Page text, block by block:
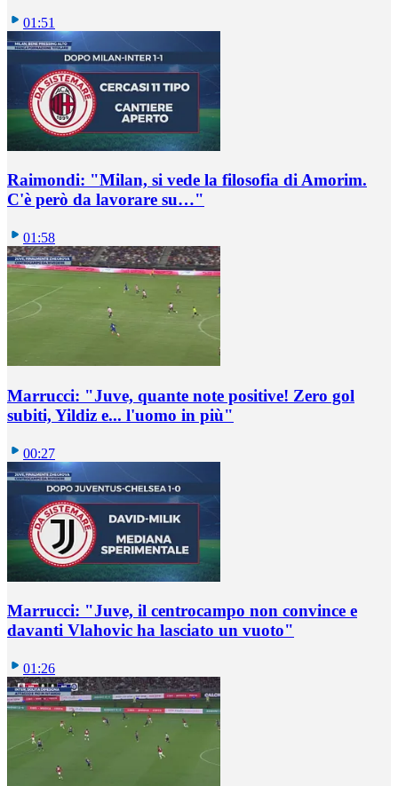
01:51
Raimondi: "Milan, si vede la filosofia di Amorim.
C'è però da lavorare su…"
01:58
Marrucci: "Juve, quante note positive! Zero gol
subiti, Yildiz e... l'uomo in più"
00:27
Marrucci: "Juve, il centrocampo non convince e
davanti Vlahovic ha lasciato un vuoto"
01:26